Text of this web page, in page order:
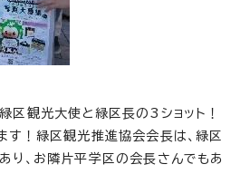
区観光大使と緑区長の3ショット！
す！緑区観光推進協会会長は、緑区
り、お隣片平学区の会長さんでもあ